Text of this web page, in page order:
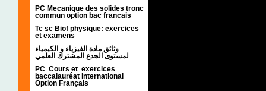
PC Mecanique des solides tronc
commun option bac francais
Tc sc Biof physique: exercices
et examens
وثائق مادة الفيزياء و الكيمياء
PC Cours et exercices
baccalauréat international
Option Français